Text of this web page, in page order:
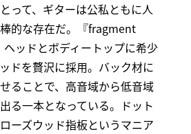
って、ギターは公私ともに人
的な存在だ。『fragment
ッドとボディートップに希少
ドを贅沢に採用。バック材に
ることで、高音域から低音域
る一本となっている。ドット
ーズウッド指板というマニア